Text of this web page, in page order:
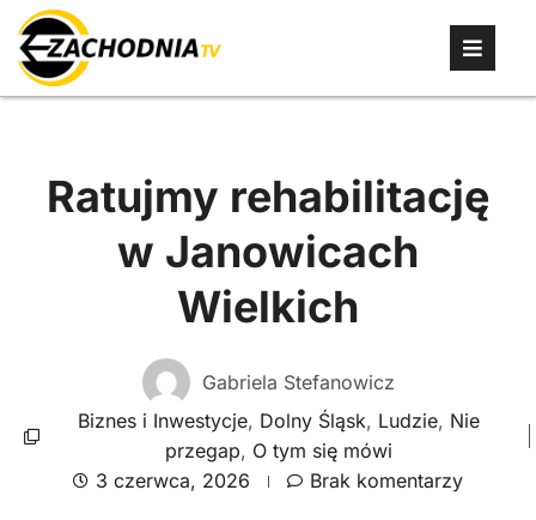
Ratujmy rehabilitację
w Janowicach
Wielkich
Gabriela Stefanowicz
Biznes i Inwestycje, Dolny Śląsk, Ludzie, Nie
przegap, O tym się mówi
3 czerwca, 2026
Brak komentarzy